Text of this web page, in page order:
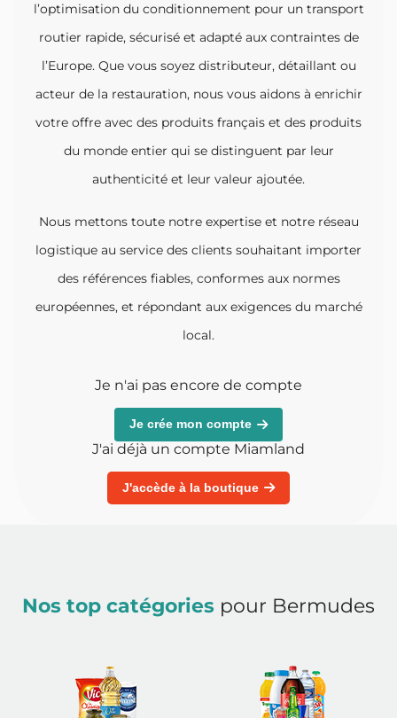
l’optimisation du conditionnement pour un transport
routier rapide, sécurisé et adapté aux contraintes de
l’Europe. Que vous soyez distributeur, détaillant ou
acteur de la restauration, nous vous aidons à enrichir
votre offre avec des produits français et des produits
du monde entier qui se distinguent par leur
authenticité et leur valeur ajoutée.
Nous mettons toute notre expertise et notre réseau
logistique au service des clients souhaitant importer
des références fiables, conformes aux normes
européennes, et répondant aux exigences du marché
local.
Je n'ai pas encore de compte
Je crée mon compte
J'ai déjà un compte Miamland
J'accède à la boutique
Nos top catégories pour Bermudes